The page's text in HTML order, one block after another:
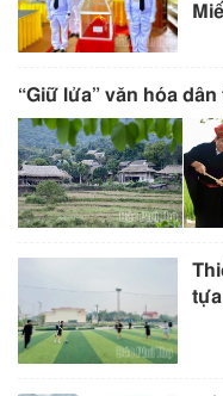
“Giữ lửa” văn hóa